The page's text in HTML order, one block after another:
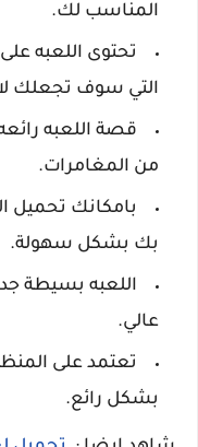
المناسب لك.
تحتوى اللعبه
التي سوف تجعلك
قصة اللعبه
من المغامرات.
بامكانك تحميل
بك بشكل سهولة.
اللعبه بسيطة
عالي.
تعتمد على
بشكل رائع.